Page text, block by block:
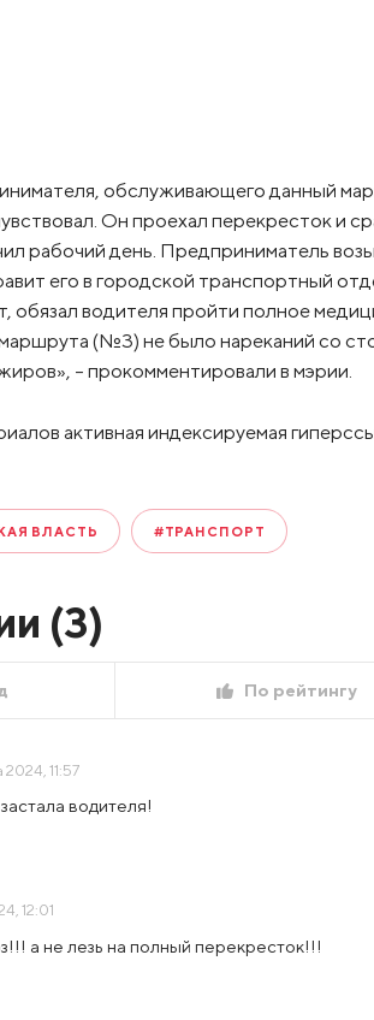
обслуживающего данный
Он проехал перекресток и
рабочий день. Предприниматель
его в городской транспортный
водителя пройти полное
(№3) не было нареканий со
– прокомментировали в мэрии.
активная индексируемая
ВЛАСТЬ #ТРАНСПОРТ
(3)
По рейтингу
2024, 11:57
водителя!
12:01
а не лезь на полный перекресток!!!